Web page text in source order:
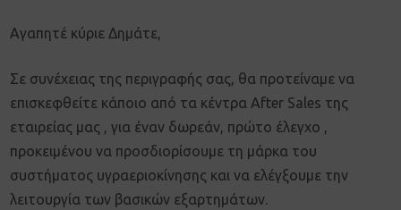
Aγαπητέ κύριε Δημάτε,
Σε συνέχειας της περιγραφής σας, θα προτείναμε να
επισκεφθείτε κάποιο από τα κέντρα After Sales της
εταιρείας μας , για έναν δωρεάν, πρώτο έλεγχο ,
προκειμένου να προσδιορίσουμε τη μάρκα του
συστήματος υγραεριοκίνησης και να ελέγξουμε την
λειτουργία των βασικών εξαρτημάτων.